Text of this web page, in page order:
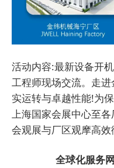
活动内容:最新设备开
工程师现场交流。走
实运转与卓越性能!为
上海国家会展中心至
会观展与厂区观摩高效
全球化服务